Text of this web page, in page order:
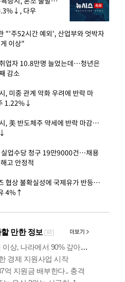
다우
"'주52시간 예외', 산업부와 엇박자
이상"
업자 10.8만명 늘었는데…청년은
감소
, 미중 관계 악화 우려에 반락 마
1.22%↓
, 美 반도체주 약세에 반락 마감…
실업수당 청구 19만9000건…채용
고 안정적
협상 불확실성에 국제유가 반등…
4%↑